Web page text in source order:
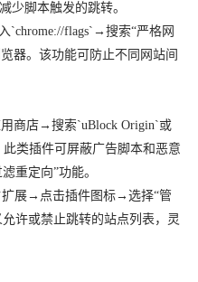
少脚本触发的跳转。
`chrome://flags`→搜索“严格网
器。该功能可防止不同网站间
商店→搜索`uBlock Origin`或
类插件可屏蔽广告脚本和恶意
重定向”功能。
扩展→点击插件图标→选择“管
许或禁止跳转的站点列表，灵